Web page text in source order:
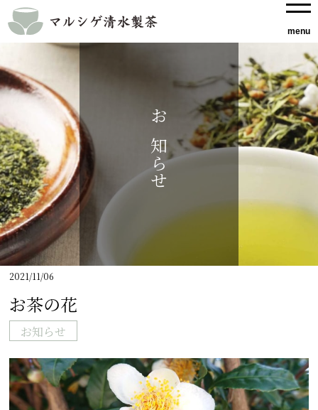
お知らせ
2021/11/06
お茶の花
お知らせ